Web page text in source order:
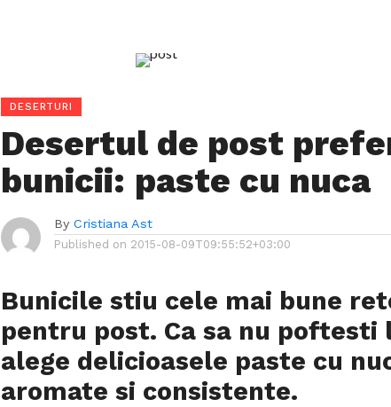
DESERTURI
Desertul de post
bunicii: paste cu nuca
By Cristiana Ast
Published on 2015-08-09T09:55:52+03:00
Bunicile stiu cele mai bune
pentru post. Ca sa nu poftesti
alege delicioasele paste cu
aromate si consistente.